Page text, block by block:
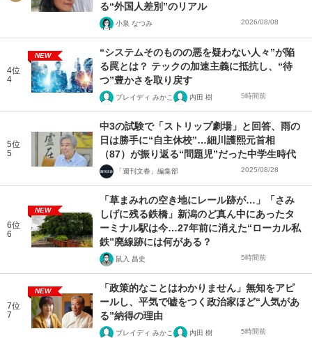
る“外国人差別”のリアル
小泉 なつみ 2026/08/08
4位
4
NEW
“システムそのものの悪を疑わない人々”が陥
る罠とは？ テックの加速主義に抵抗し、“待
つ”豊かさを取り戻す
ブレイディ みかこ 内田 樹 5時間前
5位
5
中3の試験で「ストリップ劇場」と回答、雨の
日は勝手に“自主休校”…細川護熙元首相
（87）が振り返る“問題児”だった中学生時代
「週刊文春」編集部 2025/08/28
6位
6
NEW
「草まみれの空き地にレール跡が…」「さみ
しげに残る鉄橋」新潟のど真ん中にあったタ
ーミナル駅は今…27年前に消えた“ローカル私
鉄”廃線跡には何がある？
鼠入 昌史 5時間前
7位
7
NEW
「政策的なことはわかりません」無知をアピ
ールし、平気で嘘をつく政治家ほど“人気があ
る”納得の理由
ブレイディ みかこ 内田 樹 5時間前